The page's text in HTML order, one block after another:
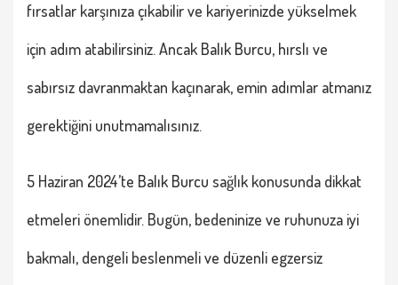
fırsatlar karşınıza çıkabilir ve kariyerinizde yükselmek
için adım atabilirsiniz. Ancak Balık Burcu, hırslı ve
sabırsız davranmaktan kaçınarak, emin adımlar atmanız
gerektiğini unutmamalısınız.
5 Haziran 2024’te Balık Burcu sağlık konusunda dikkat
etmeleri önemlidir. Bugün, bedeninize ve ruhunuza iyi
bakmalı, dengeli beslenmeli ve düzenli egzersiz